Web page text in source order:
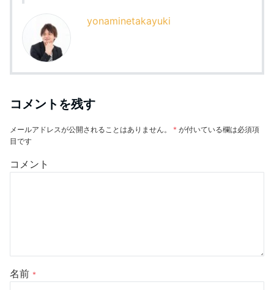
yonaminetakayuki
コメントを残す
メールアドレスが公開されることはありません。 * が付いている欄は必須項
目です
コメント
名前 *